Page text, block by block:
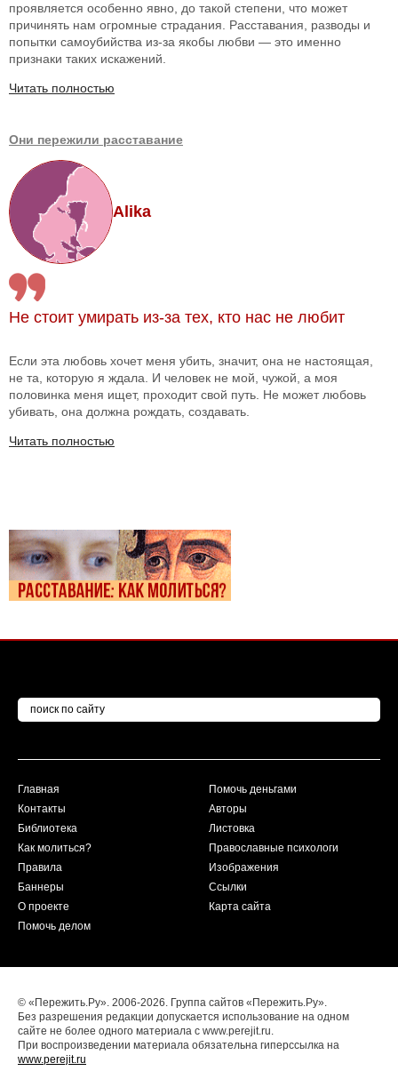
проявляется особенно явно, до такой степени, что может
причинять нам огромные страдания. Расставания, разводы и
попытки самоубийства из-за якобы любви — это именно
признаки таких искажений.
Читать полностью
Они пережили расставание
Alika
Не стоит умирать из-за тех, кто нас не любит
Если эта любовь хочет меня убить, значит, она не настоящая,
не та, которую я ждала. И человек не мой, чужой, а моя
половинка меня ищет, проходит свой путь. Не может любовь
убивать, она должна рождать, создавать.
Читать полностью
Главная
Контакты
Библиотека
Как молиться?
Правила
Баннеры
О проекте
Помочь делом
Помочь деньгами
Авторы
Листовка
Православные психологи
Изображения
Ссылки
Карта сайта
© «Пережить.Ру». 2006-2026. Группа сайтов «Пережить.Ру».
Без разрешения редакции допускается использование на одном
сайте не более одного материала с www.perejit.ru.
При воспроизведении материала обязательна гиперссылка на
www.perejit.ru